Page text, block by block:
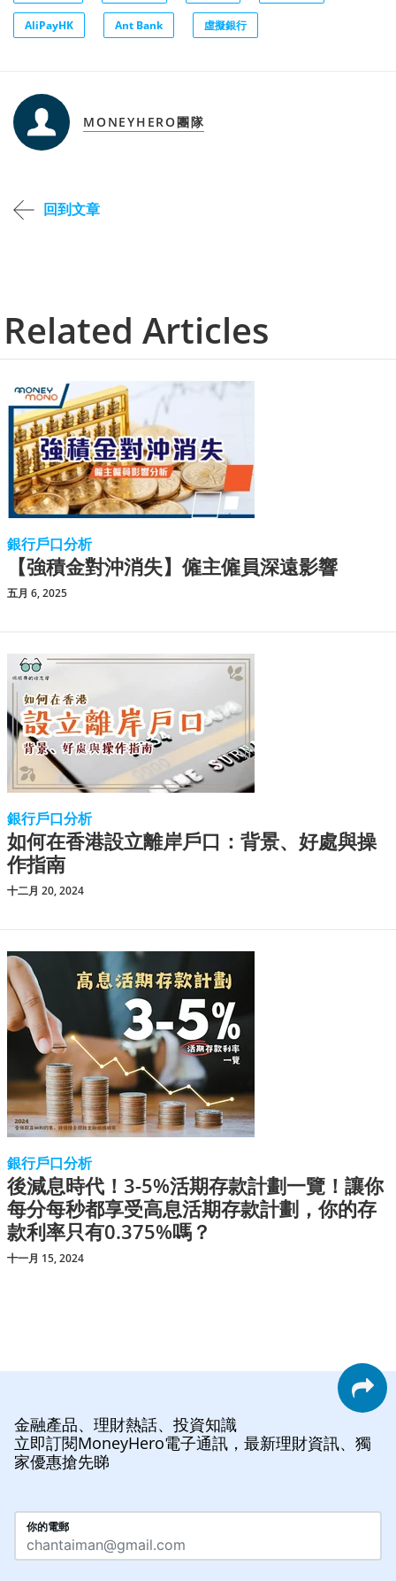
AliPayHK Ant Bank 虛擬銀行
MONEYHERO團隊
回到文章
Related Articles
銀行戶口分析
【強積金對沖消失】僱主僱員深遠影響
五月 6, 2025
銀行戶口分析
如何在香港設立離岸戶口：背景、好處與操
作指南
十二月 20, 2024
銀行戶口分析
後減息時代！3-5%活期存款計劃一覽！讓你
每分每秒都享受高息活期存款計劃，你的存
款利率只有0.375%嗎？
十一月 15, 2024
金融產品、理財熱話、投資知識
立即訂閱MoneyHero電子通訊，最新理財資訊、獨
家優惠搶先睇